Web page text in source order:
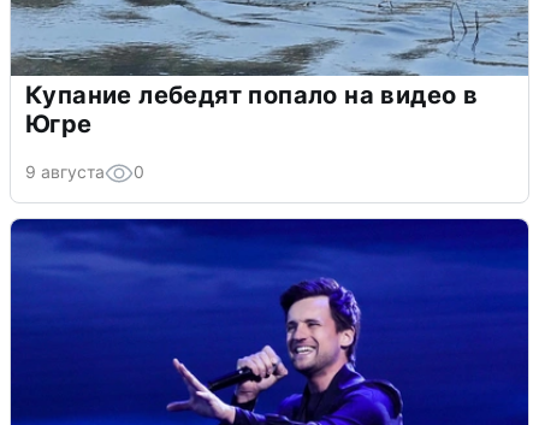
Купание лебедят попало на видео в
Югре
9 августа 0